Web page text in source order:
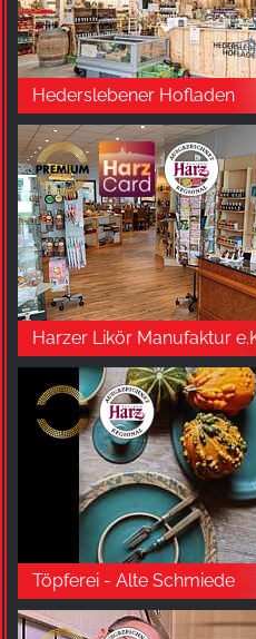
Hederslebener Hofladen
Harzer Likör Manufaktur
Töpferei - Alte Schmiede
Google Analytics
Name:
_ga, _gid, _gac_gb_
Anbieter:
Google LLC
Zweck:
Erhebung von
Cookie Laufzeit:
24 Stunden - 2 Jahre
EXTERNE MEDIEN
Um Inhalte von
Plattformen anzeigen
diesen externen
YouTube